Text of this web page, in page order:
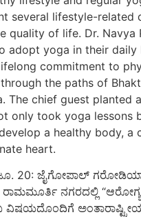
several lifestyle-related
quality of life. Dr. Navya
adopt yoga in their daily
commitment to
the paths of
The chief guest planted
only took yoga lessons
a healthy body, a
heart.
20: ಜೈಗೋಪಾಲ್ ಗರೋಡಿಯಾ
– ರಾಮಮೂರ್ತಿ ನಗರದಲ್ಲಿ